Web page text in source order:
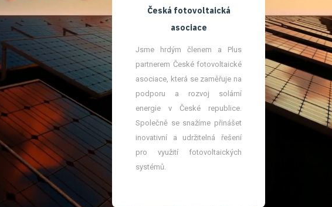
Česká fotovoltaická
asociace
Jsme hrdým členem a Plus
partnerem České fotovoltaické
asociace, která se zaměřuje na
podporu a rozvoj solární
energie v České republice.
Společně se snažíme přinášet
inovativní a udržitelná řešení
pro využití fotovoltaických
systémů.